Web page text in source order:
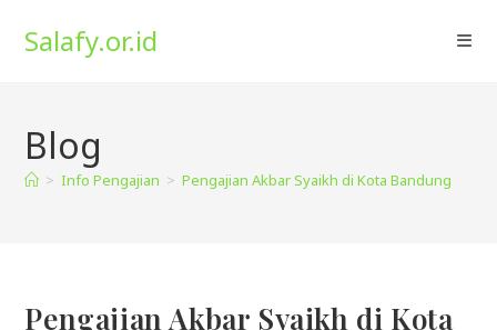
Salafy.or.id
Blog
> Info Pengajian > Pengajian Akbar Syaikh di Kota Bandung
Pengajian Akbar Syaikh di Kota